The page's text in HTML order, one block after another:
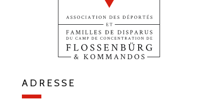
ADRESSE